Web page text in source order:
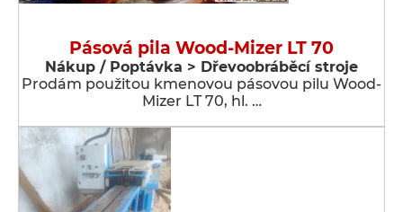
Pásová pila Wood-Mizer LT 70
Nákup / Poptávka > Dřevoobráběcí stroje
Prodám použitou kmenovou pásovou pilu Wood-
Mizer LT 70, hl. …